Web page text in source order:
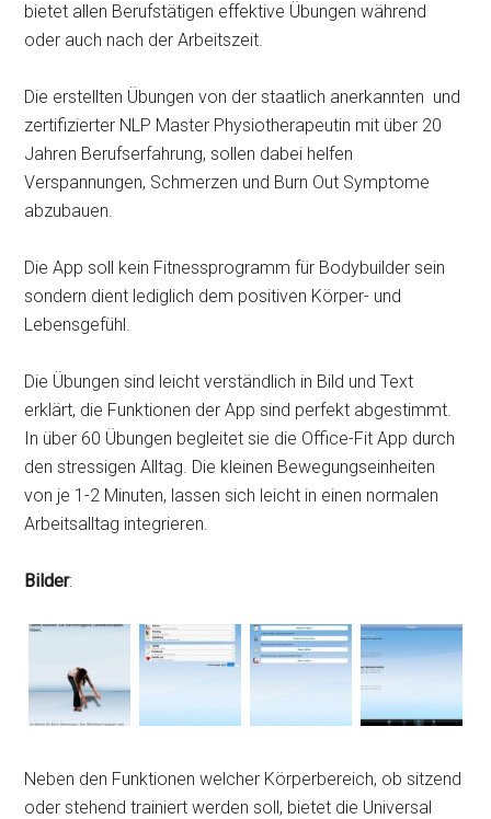
bietet allen Berufstätigen effektive Übungen während
oder auch nach der Arbeitszeit.
Die erstellten Übungen von der staatlich anerkannten und
zertifizierter NLP Master Physiotherapeutin mit über 20
Jahren Berufserfahrung, sollen dabei helfen
Verspannungen, Schmerzen und Burn Out Symptome
abzubauen.
Die App soll kein Fitnessprogramm für Bodybuilder sein
sondern dient lediglich dem positiven Körper- und
Lebensgefühl.
Die Übungen sind leicht verständlich in Bild und Text
erklärt, die Funktionen der App sind perfekt abgestimmt.
In über 60 Übungen begleitet sie die Office-Fit App durch
den stressigen Alltag. Die kleinen Bewegungseinheiten
von je 1-2 Minuten, lassen sich leicht in einen normalen
Arbeitsalltag integrieren.
Bilder:
Neben den Funktionen welcher Körperbereich, ob sitzend
oder stehend trainiert werden soll, bietet die Universal